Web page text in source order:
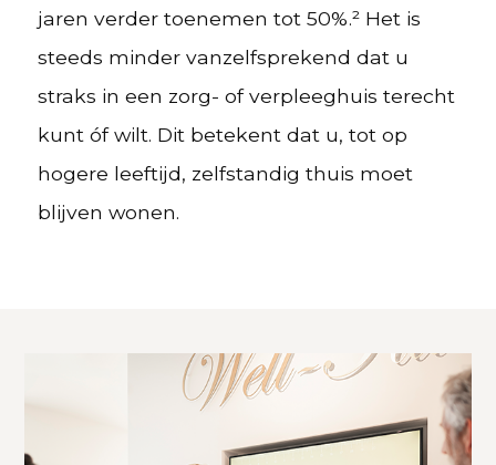
jaren verder toenemen tot 50%.² Het is
steeds minder vanzelfsprekend dat u
straks in een zorg- of verpleeghuis terecht
kunt óf wilt. Dit betekent dat u, tot op
hogere leeftijd, zelfstandig thuis moet
blijven wonen.